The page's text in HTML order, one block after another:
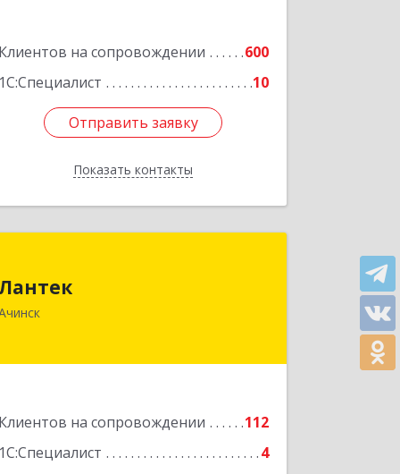
Клиентов на сопровождении
600
1С:Специалист
10
Отправить заявку
Показать контакты
Отправить заявку
Назад
Клиентов на сопровождении
112
1С:Специалист
4
Подробнее